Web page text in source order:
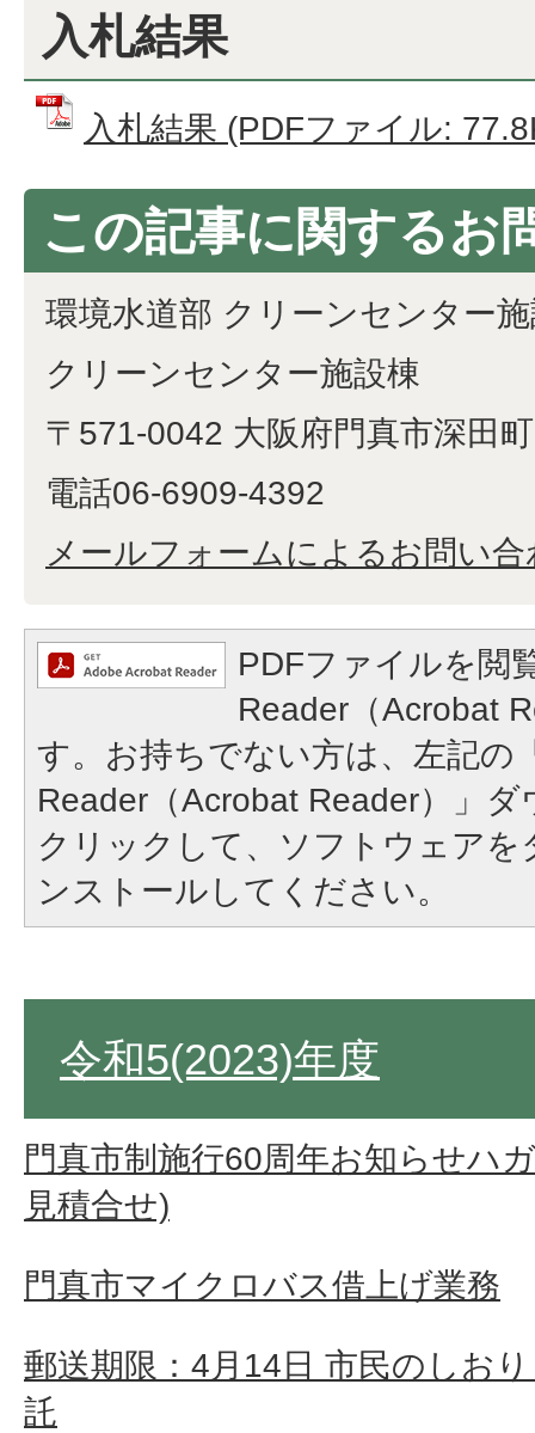
入札結果
入札結果 (PDFファイル:
この記事に関するお
環境水道部 クリーンセンター
クリーンセンター施設棟
〒571-0042 大阪府門真市深田
電話06-6909-4392
メールフォームによるお問い合
PDFファイルを閲
Reader（Acrobat
す。お持ちでない方は、左記の
Reader（Acrobat Reader）」
クリックして、ソフトウェア
ンストールしてください。
令和5(2023)年度
門真市制施行60周年お知らせハ
見積合せ)
門真市マイクロバス借上げ業務
郵送期限：4月14日 市民のしお
託